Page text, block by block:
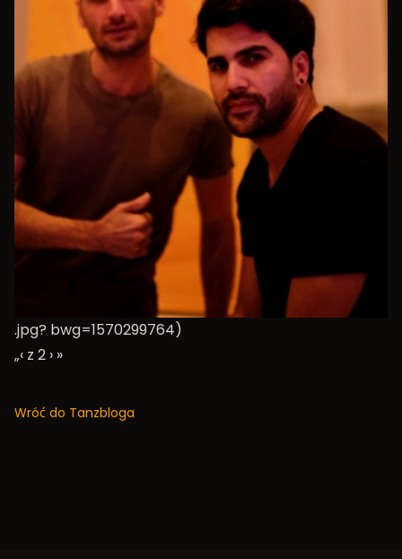
.jpg? bwg=1570299764)
„‹ z 2 › »
Wróć do Tanzbloga